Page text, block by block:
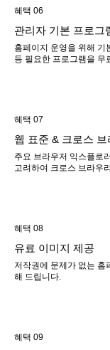
혜택 06
관리자 기본 프로그
홈페이지 운영을 위해 기
등 필요한 프로그램을 무
혜택 07
웹 표준 & 크로스 브
주요 브라우저 익스플로
고려하여 크로스 브라우
혜택 08
유료 이미지 제공
저작권에 문제가 없는 홈
해 드립니다.
혜택 09